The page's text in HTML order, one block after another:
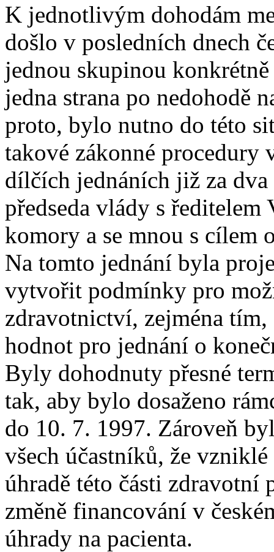
K jednotlivým dohodám
došlo v posledních dnech
jednou skupinou
jedna strana po nedohodě
proto, bylo nutno do této
takové zákonné procedury
dílčích jednáních již za
předseda vlády s ředitelem
komory a se mnou s cílem
Na tomto jednání byla
vytvořit podmínky pro
zdravotnictví, zejména
hodnot pro jednání o
Byly dohodnuty přesné
tak, aby bylo dosaženo
do 10. 7. 1997. Zároveň
všech účastníků, že
úhradě této části zdravotní
změně financování v
úhrady na pacienta.